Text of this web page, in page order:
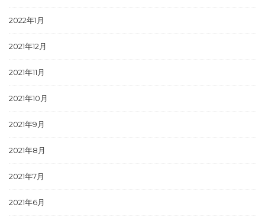
2022年1月
2021年12月
2021年11月
2021年10月
2021年9月
2021年8月
2021年7月
2021年6月